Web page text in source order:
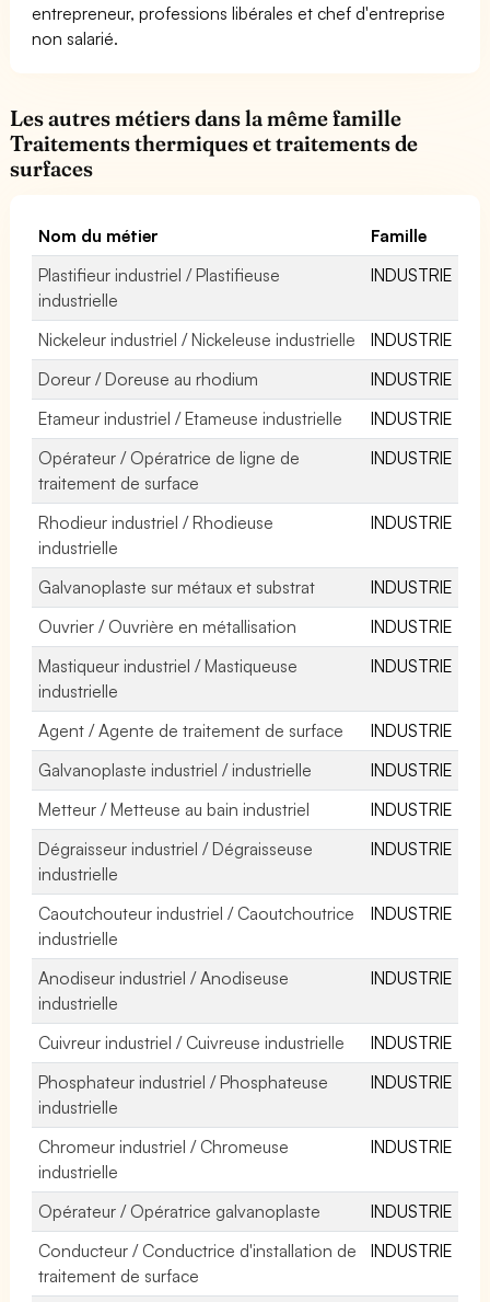
entrepreneur, professions libérales et chef d'entreprise
non salarié.
Les autres métiers dans la même famille
Traitements thermiques et traitements de
surfaces
Nom du métier
Famille
Plastifieur industriel / Plastifieuse
industrielle
INDUSTRIE
Nickeleur industriel / Nickeleuse industrielle
INDUSTRIE
Doreur / Doreuse au rhodium
INDUSTRIE
Etameur industriel / Etameuse industrielle
INDUSTRIE
Opérateur / Opératrice de ligne de
traitement de surface
INDUSTRIE
Rhodieur industriel / Rhodieuse
industrielle
INDUSTRIE
Galvanoplaste sur métaux et substrat
INDUSTRIE
Ouvrier / Ouvrière en métallisation
INDUSTRIE
Mastiqueur industriel / Mastiqueuse
industrielle
INDUSTRIE
Agent / Agente de traitement de surface
INDUSTRIE
Galvanoplaste industriel / industrielle
INDUSTRIE
Metteur / Metteuse au bain industriel
INDUSTRIE
Dégraisseur industriel / Dégraisseuse
industrielle
INDUSTRIE
Caoutchouteur industriel / Caoutchoutrice
industrielle
INDUSTRIE
Anodiseur industriel / Anodiseuse
industrielle
INDUSTRIE
Cuivreur industriel / Cuivreuse industrielle
INDUSTRIE
Phosphateur industriel / Phosphateuse
industrielle
INDUSTRIE
Chromeur industriel / Chromeuse
industrielle
INDUSTRIE
Opérateur / Opératrice galvanoplaste
INDUSTRIE
Conducteur / Conductrice d'installation de
traitement de surface
INDUSTRIE